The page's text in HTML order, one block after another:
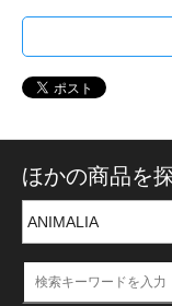
ほかの商品を